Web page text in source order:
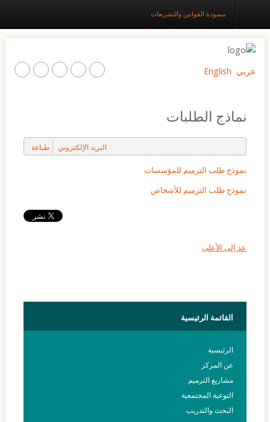
الرئيسية
التوعية المجتمعية
مسودة القوانين والتشريعات
عربي English
نماذج الطلبات
طباعة البريد الإلكتروني
نموذج طلب الترميم للمؤسسات
نموذج طلب الترميم للأشخاص
عد إلى الأعلى
القائمة الرئيسية
الرئيسية
عن المركز
مشاريع الترميم
التوعية المجتمعية
البحث والتدريب